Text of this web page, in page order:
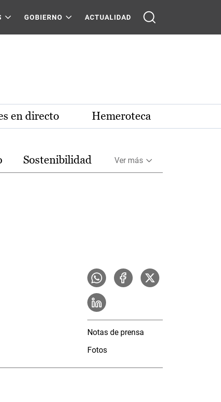
GOBIERNO ACTUALIDAD
en directo Hemeroteca
Sostenibilidad Ver más
Notas de prensa
Fotos